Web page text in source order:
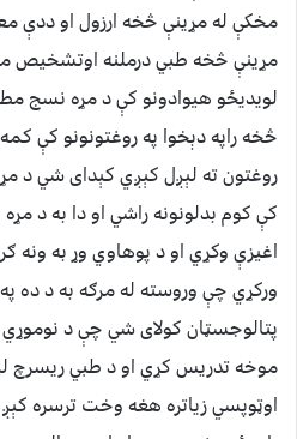
مخکې له مړینې څخه ارزول او ددې
مړینې څخه طبي درملنه اوتشخیص
څخه راپه دېخوا په روغتونونو کې
روغتون ته لېږل کېږي کېدای شي د
کې کوم بدلونونه راشي او دا به د
اغیزې وکړي او د پوهاوي وړ به ونه
ورکړي چې وروسته له مرګه به د ده
پتالوجسټان کولای شي چې د
موخه تدریس کړي او د طبي ریسرچ
اوټوپسي زیاتره هغه وخت ترسره